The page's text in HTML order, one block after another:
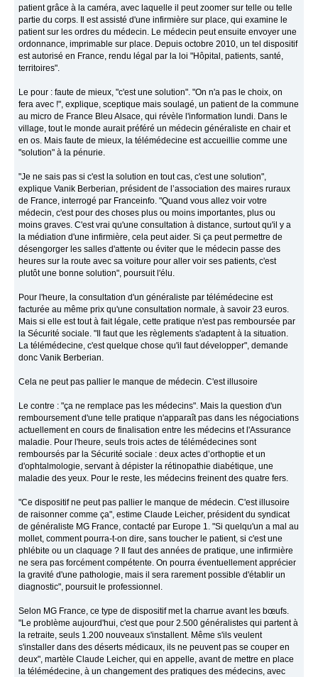
patient grâce à la caméra, avec laquelle il peut zoomer sur telle ou telle
partie du corps. Il est assisté d'une infirmière sur place, qui examine le
patient sur les ordres du médecin. Le médecin peut ensuite envoyer une
ordonnance, imprimable sur place. Depuis octobre 2010, un tel dispositif
est autorisé en France, rendu légal par la loi "Hôpital, patients, santé,
territoires".
Le pour : faute de mieux, "c'est une solution". "On n'a pas le choix, on
fera avec !", explique, sceptique mais soulagé, un patient de la commune
au micro de France Bleu Alsace, qui révèle l'information lundi. Dans le
village, tout le monde aurait préféré un médecin généraliste en chair et
en os. Mais faute de mieux, la télémédecine est accueillie comme une
"solution" à la pénurie.
"Je ne sais pas si c'est la solution en tout cas, c'est une solution",
explique Vanik Berberian, président de l’association des maires ruraux
de France, interrogé par Franceinfo. "Quand vous allez voir votre
médecin, c'est pour des choses plus ou moins importantes, plus ou
moins graves. C'est vrai qu'une consultation à distance, surtout qu'il y a
la médiation d'une infirmière, cela peut aider. Si ça peut permettre de
désengorger les salles d'attente ou éviter que le médecin passe des
heures sur la route avec sa voiture pour aller voir ses patients, c'est
plutôt une bonne solution", poursuit l'élu.
Pour l'heure, la consultation d'un généraliste par télémédecine est
facturée au même prix qu'une consultation normale, à savoir 23 euros.
Mais si elle est tout à fait légale, cette pratique n'est pas remboursée par
la Sécurité sociale. "Il faut que les règlements s'adaptent à la situation.
La télémédecine, c'est quelque chose qu'il faut développer", demande
donc Vanik Berberian.
Cela ne peut pas pallier le manque de médecin. C'est illusoire
Le contre : "ça ne remplace pas les médecins". Mais la question d'un
remboursement d'une telle pratique n'apparaît pas dans les négociations
actuellement en cours de finalisation entre les médecins et l'Assurance
maladie. Pour l'heure, seuls trois actes de télémédecines sont
remboursés par la Sécurité sociale : deux actes d’orthoptie et un
d'ophtalmologie, servant à dépister la rétinopathie diabétique, une
maladie des yeux. Pour le reste, les médecins freinent des quatre fers.
"Ce dispositif ne peut pas pallier le manque de médecin. C'est illusoire
de raisonner comme ça", estime Claude Leicher, président du syndicat
de généraliste MG France, contacté par Europe 1. "Si quelqu'un a mal au
mollet, comment pourra-t-on dire, sans toucher le patient, si c'est une
phlébite ou un claquage ? Il faut des années de pratique, une infirmière
ne sera pas forcément compétente. On pourra éventuellement apprécier
la gravité d'une pathologie, mais il sera rarement possible d'établir un
diagnostic", poursuit le professionnel.
Selon MG France, ce type de dispositif met la charrue avant les bœufs.
"Le problème aujourd'hui, c'est que pour 2.500 généralistes qui partent à
la retraite, seuls 1.200 nouveaux s'installent. Même s'ils veulent
s'installer dans des déserts médicaux, ils ne peuvent pas se couper en
deux", martèle Claude Leicher, qui en appelle, avant de mettre en place
la télémédecine, à un changement des pratiques des médecins, avec